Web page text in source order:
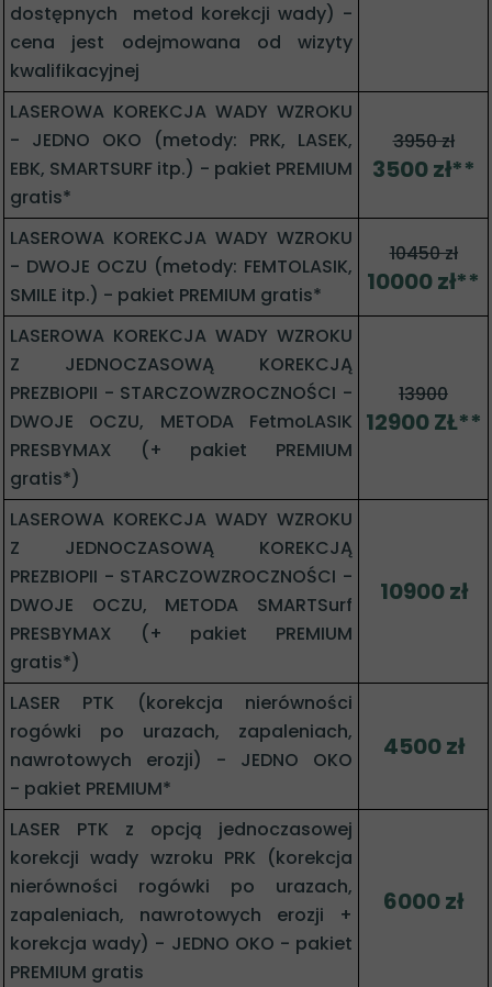
dostępnych metod korekcji wady) -
cena jest odejmowana od wizyty
kwalifikacyjnej
LASEROWA KOREKCJA WADY WZROKU
- JEDNO OKO (metody: PRK, LASEK,
EBK, SMARTSURF itp.) - pakiet PREMIUM
gratis*
3950 zł
3500 zł**
LASEROWA KOREKCJA WADY WZROKU
- DWOJE OCZU (metody: FEMTOLASIK,
SMILE itp.) - pakiet PREMIUM gratis*
10450 zł
10000 zł**
LASEROWA KOREKCJA WADY WZROKU
Z JEDNOCZASOWĄ KOREKCJĄ
PREZBIOPII - STARCZOWZROCZNOŚCI -
DWOJE OCZU, METODA FetmoLASIK
PRESBYMAX (+ pakiet PREMIUM
gratis*)
13900
12900 ZŁ**
LASEROWA KOREKCJA WADY WZROKU
Z JEDNOCZASOWĄ KOREKCJĄ
PREZBIOPII - STARCZOWZROCZNOŚCI -
DWOJE OCZU, METODA SMARTSurf
PRESBYMAX (+ pakiet PREMIUM
gratis*)
10900 zł
LASER PTK (korekcja nierówności
rogówki po urazach, zapaleniach,
nawrotowych erozji) - JEDNO OKO
- pakiet PREMIUM*
4500 zł
LASER PTK z opcją jednoczasowej
korekcji wady wzroku PRK (korekcja
nierówności rogówki po urazach,
zapaleniach, nawrotowych erozji +
korekcja wady) - JEDNO OKO - pakiet
PREMIUM gratis
6000 zł